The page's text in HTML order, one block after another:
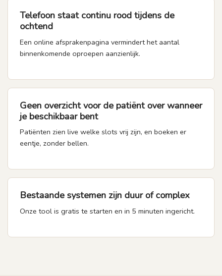
Telefoon staat continu rood tijdens de
ochtend
Een online afsprakenpagina vermindert het aantal
binnenkomende oproepen aanzienlijk.
Geen overzicht voor de patiënt over wanneer
je beschikbaar bent
Patiënten zien live welke slots vrij zijn, en boeken er
eentje, zonder bellen.
Bestaande systemen zijn duur of complex
Onze tool is gratis te starten en in 5 minuten ingericht.